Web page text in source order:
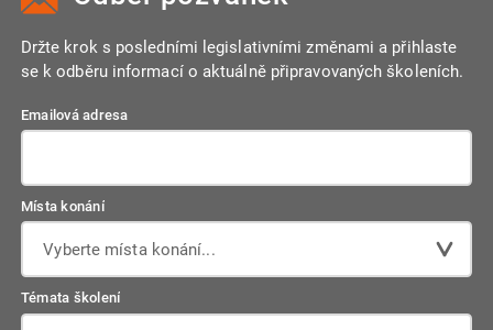
Držte krok s posledními legislativními změnami a přihlaste
se k odběru informací o aktuálně připravovaných školeních.
Emailová adresa
Místa konání
Vyberte místa konání...
Témata školení